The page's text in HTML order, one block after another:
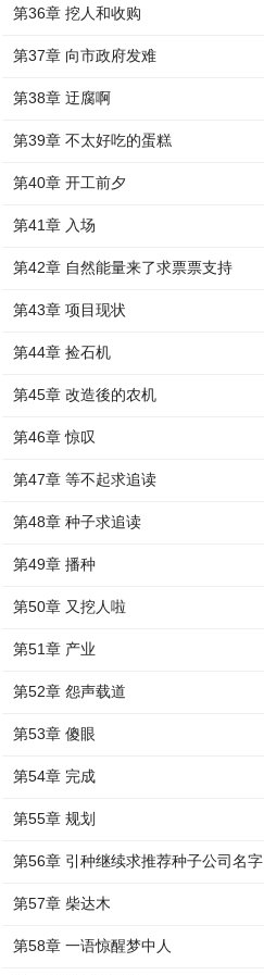
第36章 挖人和收购
第37章 向市政府发难
第38章 迂腐啊
第39章 不太好吃的蛋糕
第40章 开工前夕
第41章 入场
第42章 自然能量来了求票票支持
第43章 项目现状
第44章 捡石机
第45章 改造後的农机
第46章 惊叹
第47章 等不起求追读
第48章 种子求追读
第49章 播种
第50章 又挖人啦
第51章 产业
第52章 怨声载道
第53章 傻眼
第54章 完成
第55章 规划
第56章 引种继续求推荐种子公司名字
第57章 柴达木
第58章 一语惊醒梦中人